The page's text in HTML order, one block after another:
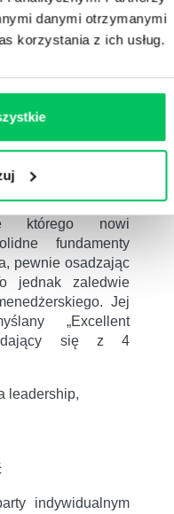
danymi otrzymanymi
korzystania z ich usług.
dla
trudność, to
obejmującej rolę
produktów
kolega – jutro
którego nowi
fundamenty
pewnie osadzając
jednak zaledwie
Jej
„Excellent
się z 4
leadership,
indywidualnym